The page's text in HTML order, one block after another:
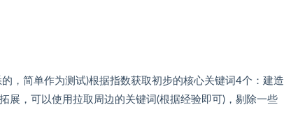
，简单作为测试)根据指数获取初步的核心关键词4个：建造
展，可以使用拉取周边的关键词(根据经验即可)，剔除一些